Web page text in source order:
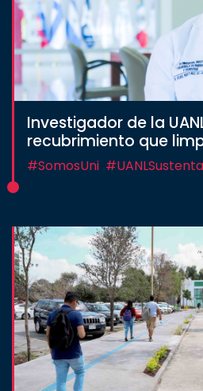
Investigador de la
recubrimiento que
#SomosUni